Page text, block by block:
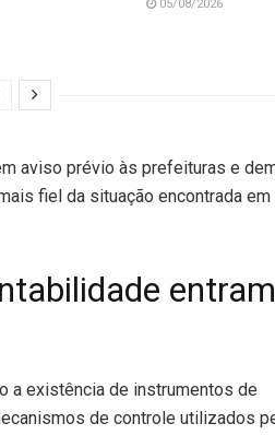
05/08/2026
aviso prévio às prefeituras e
fiel da situação encontrada em
a existência de instrumentos de
de controle utilizados